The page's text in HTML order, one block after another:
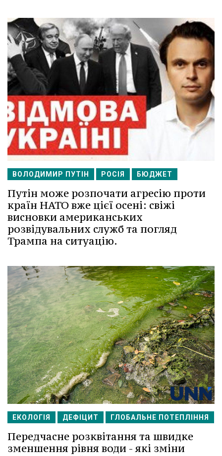
ВОЛОДИМИР ПУТІН РОСІЯ БЮДЖЕТ
Путін може розпочати агресію проти
країн НАТО вже цієї осені: свіжі
висновки американських
розвідувальних служб та погляд
Трампа на ситуацію.
ЕКОЛОГІЯ ДЕФІЦИТ ГЛОБАЛЬНЕ ПОТЕПЛІННЯ
Передчасне розквітання та швидке
зменшення рівня води - які зміни